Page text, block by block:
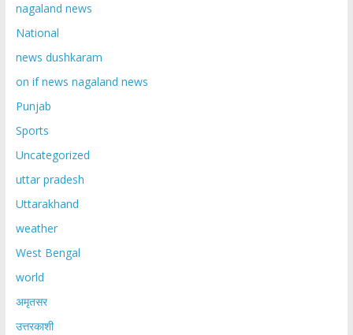
nagaland news
National
news dushkaram
on if news nagaland news
Punjab
Sports
Uncategorized
uttar pradesh
Uttarakhand
weather
West Bengal
world
अमृतसर
उत्तरकाशी